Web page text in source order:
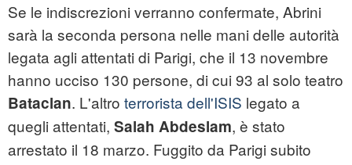
Se le indiscrezioni verranno confermate, Abrini
sarà la seconda persona nelle mani delle autorità
legata agli attentati di Parigi, che il 13 novembre
hanno ucciso 130 persone, di cui 93 al solo teatro
Bataclan. L'altro terrorista dell'ISIS legato a
quegli attentati, Salah Abdeslam, è stato
arrestato il 18 marzo. Fuggito da Parigi subito